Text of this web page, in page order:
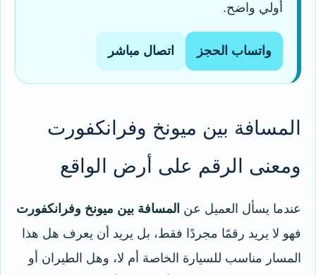
أولي واضح.
واتساب الحجز اتصال مباشر
المسافة بين ميونخ وفرانكفورت
ومعنى الرقم على أرض الواقع
عندما يسأل العميل عن المسافة بين ميونخ وفرانكفورت
فهو لا يريد رقمًا مجردًا فقط، بل يريد أن يعرف هل هذا
المسار مناسب للسيارة الخاصة أم لا، وهل الطيران أو